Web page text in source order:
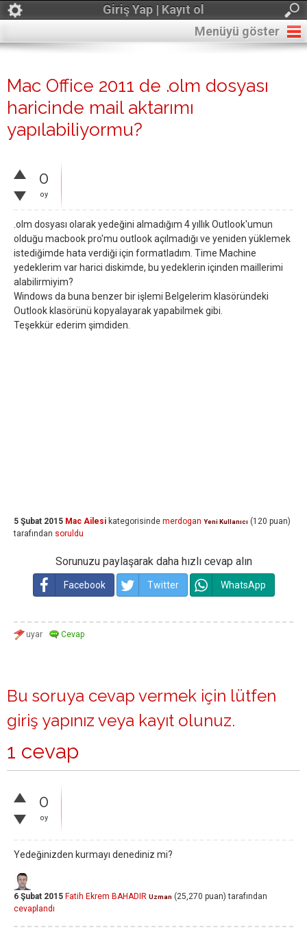
Giriş Yap | Kayıt ol
Menüyü göster
Mac Office 2011 de .olm dosyası
haricinde mail aktarımı
yapılabiliyormu?
0
oy
.olm dosyası olarak yedeğini almadığım 4 yıllık Outlook'umun
olduğu macbook pro'mu outlook açılmadığı ve yeniden yüklemek
istediğimde hata verdiği için formatladım. Time Machine
yedeklerim var harici diskimde, bu yedeklerin içinden maillerimi
alabilirmiyim?
Windows da buna benzer bir işlemi Belgelerim klasöründeki
Outlook klasörünü kopyalayarak yapabilmek gibi.
Teşekkür ederim şimdiden.
5 Şubat 2015 Mac Ailesi kategorisinde merdogan Yeni Kullanıcı (120 puan)
tarafından soruldu
Sorunuzu paylaşarak daha hızlı cevap alın
Facebook Twitter WhatsApp
Bu soruya cevap vermek için lütfen
giriş yapınız veya kayıt olunuz.
1 cevap
0
oy
Yedeğinizden kurmayı denediniz mi?
6 Şubat 2015 Fatih Ekrem BAHADIR Uzman (25,270 puan) tarafından
cevaplandı